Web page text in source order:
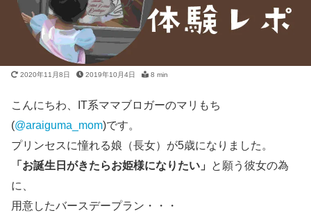
2020年11月8日 2019年10月4日 8 min
こんにちわ、IT系ママブロガーのマリもち
(@araiguma_mom)です。
プリンセスに憧れる娘（長女）が5歳になりました。
「お誕生日がきたらお姫様になりたい」
と願う彼女の為
に、
用意したバースデープラン・・・